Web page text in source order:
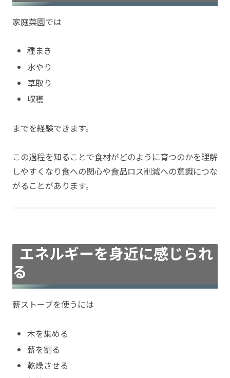
家庭菜園では
種まき
水やり
草取り
収穫
までを経験できます。
この過程を知ることで食材がどのように育つのかを理解
しやすくなり食への関心や食品ロス削減への意識につな
がることがあります。
エネルギーを身近に感じられ
る
薪ストーブを使うには
木を集める
薪を割る
乾燥させる